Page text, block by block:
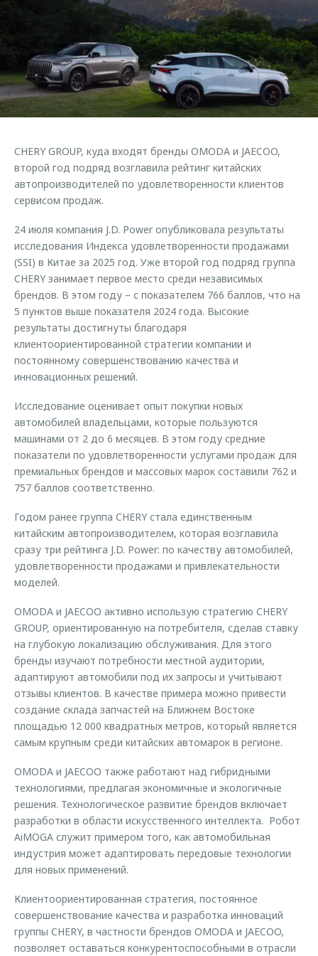
Кредитный калькулятор
Аксессуары
Одежда и сувениры
Оригинальные аксессуары
Трейд-ин
Калькулятор трейд-ин
Руководства по эксплуатации
Клиентская поддержка
O&J Автоклуб
Клуб владельцев OMODA
Приложение O&J
Одежда и сувениры
Оригинальные аксессуары
Запчасти
Обратная связь
CHERY GROUP, куда входят бренды OMODA и JAECOO,
второй год подряд возглавила рейтинг китайских
автопроизводителей по удовлетворенности клиентов
сервисом продаж.
24 июля компания J.D. Power опубликовала результаты
исследования Индекса удовлетворенности продажами
(SSI) в Китае за 2025 год. Уже второй год подряд группа
CHERY занимает первое место среди независимых
брендов. В этом году – с показателем 766 баллов, что на
5 пунктов выше показателя 2024 года. Высокие
результаты достигнуты благодаря
клиентоориентированной стратегии компании и
постоянному совершенствованию качества и
инновационных решений.
Исследование оценивает опыт покупки новых
автомобилей владельцами, которые пользуются
машинами от 2 до 6 месяцев. В этом году средние
показатели по удовлетворенности услугами продаж для
премиальных брендов и массовых марок составили 762 и
757 баллов соответственно.
Годом ранее группа CHERY стала единственным
китайским автопроизводителем, которая возглавила
сразу три рейтинга J.D. Power: по качеству автомобилей,
удовлетворенности продажами и привлекательности
моделей.
OMODA и JAECOO активно использую стратегию CHERY
GROUP, ориентированную на потребителя, сделав ставку
на глубокую локализацию обслуживания. Для этого
бренды изучают потребности местной аудитории,
адаптируют автомобили под их запросы и учитывают
отзывы клиентов. В качестве примера можно привести
создание склада запчастей на Ближнем Востоке
площадью 12 000 квадратных метров, который является
самым крупным среди китайских автомарок в регионе.
OMODA и JAECOO также работают над гибридными
технологиями, предлагая экономичные и экологичные
решения. Технологическое развитие брендов включает
разработки в области искусственного интеллекта. Робот
AiMOGA служит примером того, как автомобильная
индустрия может адаптировать передовые технологии
для новых применений.
Клиентоориентированная стратегия, постоянное
совершенствование качества и разработка инноваций
группы CHERY, в частности брендов OMODA и JAECOO,
позволяет оставаться конкурентоспособными в отрасли